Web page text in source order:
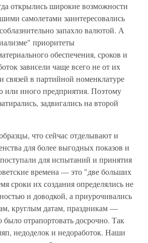
открылись широкие возможности
самолетами заинтересовались
запахло валютой. А
приоритеты
обеспечения, сроков и
зависели чаще всего не от их
связей в партийной номенклатуре
или иного предприятия. Поэтому
задвигались на второй
что сейчас отделывают и
для более выгодных показов и
для испытаний и принятия
времена — это "две больших
сроки их создания определялись не
и доводкой, а приурочивались
круглым датам, праздникам —
отрапортовать досрочно. Так
недоделок и недоработок. Наши